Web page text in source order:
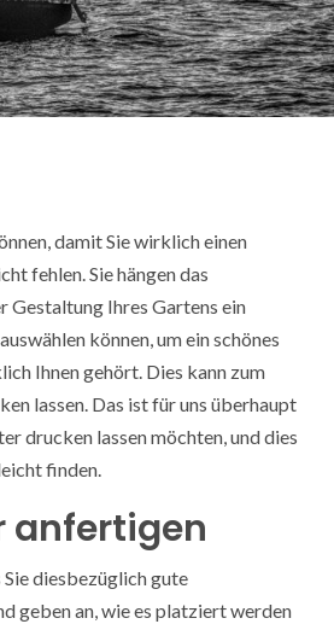
damit Sie wirklich einen
fehlen. Sie hängen das
Gestaltung Ihres Gartens ein
können, um ein schönes
Ihnen gehört. Dies kann zum
lassen. Das ist für uns überhaupt
drucken lassen möchten, und dies
finden.
anfertigen
diesbezüglich gute
geben an, wie es platziert werden